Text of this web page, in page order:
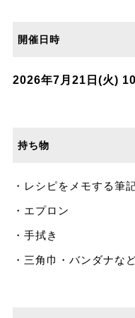
開催日時
2026年7月21日(火)
持ち物
・レシピをメモする筆
・エプロン
・手拭き
・三角巾・バンダナな